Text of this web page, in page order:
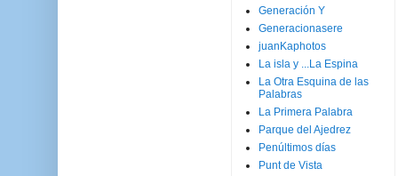
Generación Y
Generacionasere
juanKaphotos
La isla y ...La Espina
La Otra Esquina de las
Palabras
La Primera Palabra
Parque del Ajedrez
Penúltimos días
Punt de Vista